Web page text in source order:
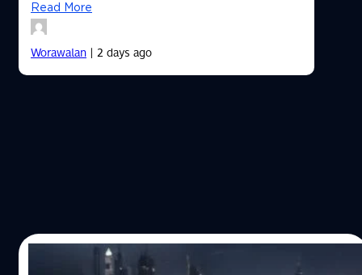
Read More
Worawalan| 2 days ago